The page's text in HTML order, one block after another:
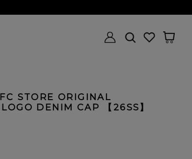
STORE ORIGINAL
DENIM CAP 【26SS】